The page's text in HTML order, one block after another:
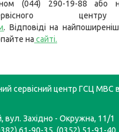
(044) 290-19-88 або
. Відповіді на
на сайті.
сервісний центр ГСЦ МВС
Західно - Окружна, 11/1